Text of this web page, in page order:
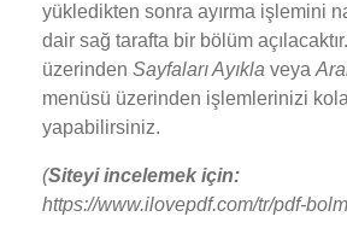
yükledikten sonra ayırma işlemini
dair sağ tarafta bir bölüm
üzerinden Sayfaları Ayıkla veya
menüsü üzerinden işlemlerinizi
yapabilirsiniz.
(Siteyi incelemek için:
https://www.ilovepdf.com/tr/pdf-